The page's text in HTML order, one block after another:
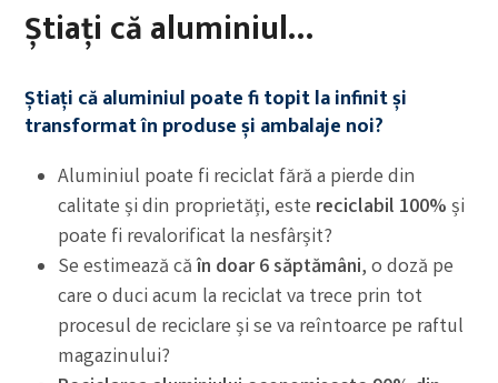
Știați că aluminiul…
Știați că aluminiul poate fi topit la infinit și
transformat în produse și ambalaje noi?
Aluminiul poate fi reciclat fără a pierde din
calitate și din proprietăți, este reciclabil 100%și
poate fi revalorificat la nesfârșit?
Se estimează căîn doar 6 săptămâni, o doză pe
care o duci acum la reciclat va trece prin tot
procesul de reciclare și se va reîntoarce pe raftul
magazinului?